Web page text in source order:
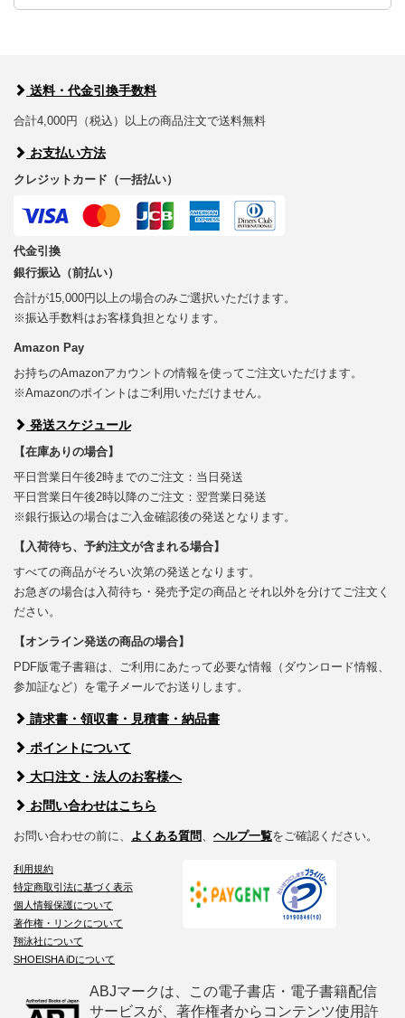
送料・代金引換手数料
合計4,000円（税込）以上の商品注文で送料無料
お支払い方法
クレジットカード（一括払い）
代金引換
銀行振込（前払い）
合計が15,000円以上の場合のみご選択いただけます。
※振込手数料はお客様負担となります。
Amazon Pay
お持ちのAmazonアカウントの情報を使ってご注文いただけます。
※Amazonのポイントはご利用いただけません。
発送スケジュール
【在庫ありの場合】
平日営業日午後2時までのご注文：当日発送
平日営業日午後2時以降のご注文：翌営業日発送
※銀行振込の場合はご入金確認後の発送となります。
【入荷待ち、予約注文が含まれる場合】
すべての商品がそろい次第の発送となります。
お急ぎの場合は入荷待ち・発売予定の商品とそれ以外を分けてご注文く
ださい。
【オンライン発送の商品の場合】
PDF版電子書籍は、ご利用にあたって必要な情報（ダウンロード情報、
参加証など）を電子メールでお送りします。
請求書・領収書・見積書・納品書
ポイントについて
大口注文・法人のお客様へ
お問い合わせはこちら
お問い合わせの前に、 よくある質問、 ヘルプ一覧をご確認ください。
利用規約
特定商取引法に基づく表示
個人情報保護について
著作権・リンクについて
翔泳社について
SHOEISHA iDについて
ABJマークは、この電子書店・電子書籍配信
サービスが、著作権者からコンテンツ使用許